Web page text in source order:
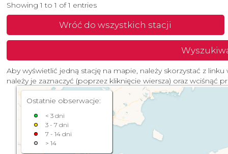
Showing 1 to 1 of 1 entries
Wróć do wszystkich stacji
Aby wyświetlić jedną stację na mapie, należy skorzystać z
należy je zaznaczyć (poprzez kliknięcie wiersza) oraz wciśnąć
Ostatnie obserwacje:
< 3 dni
3 - 7 dni
7 - 14 dni
> 14